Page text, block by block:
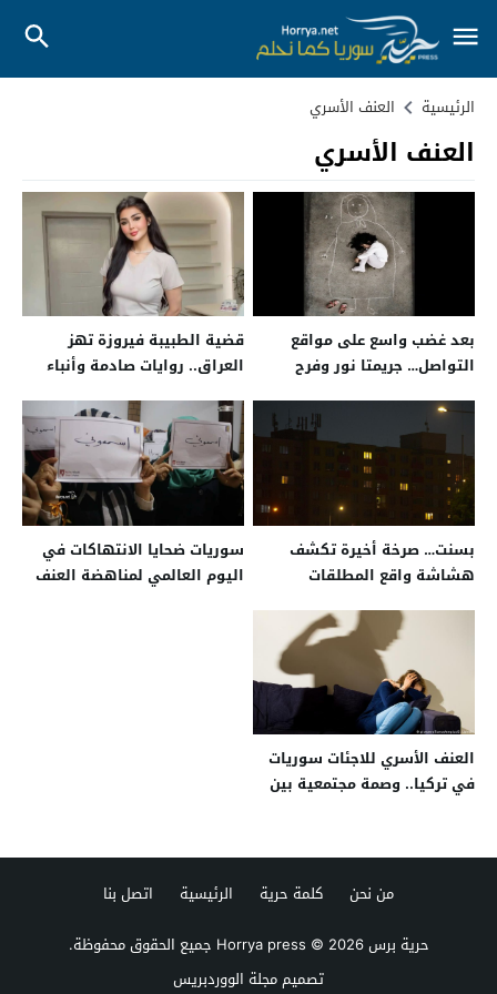
الرئيسية العنف الأسري
العنف الأسري
بعد غضب واسع على مواقع
التواصل… جريمتا نور وفرح
سوريا
قضية الطبيبة فيروزة تهز
العراق.. روايات صادمة وأنباء
بسنت… صرخة أخيرة تكشف
هشاشة واقع المطلقات
سوريات ضحايا الانتهاكات في
اليوم العالمي لمناهضة العنف
العنف الأسري للاجئات سوريات
في تركيا.. وصمة مجتمعية بين
من نحن كلمة حرية الرئيسية
اتصل بنا
حرية برس Horrya press© 2026 جميع الحقوق محفوظة.
تصميممجلة الووردبريس